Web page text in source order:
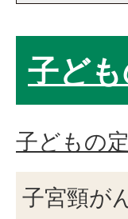
子ど
子どもの
子宮頸が